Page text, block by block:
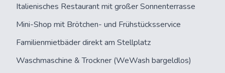
Italienisches Restaurant mit großer Sonnenterrasse
Mini-Shop mit Brötchen- und Frühstücksservice
Familienmietbäder direkt am Stellplatz
Waschmaschine & Trockner (WeWash bargeldlos)